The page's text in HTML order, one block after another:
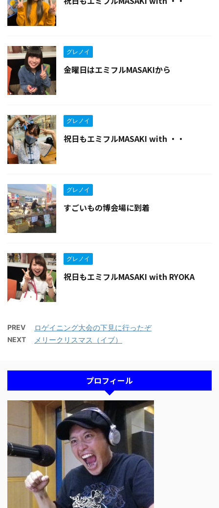
グレノイ
金曜日はエミフルMASAKIから
グレノイ
祝日もエミフルMASAKI with ・・
グレノイ
すごいもの博会場に到着
グレノイ
祝日もエミフルMASAKI with RYOKA
PREV ロゲイニング大会の下見に行ったぞ
NEXT メリークリスマス（イブ）
プロフィール